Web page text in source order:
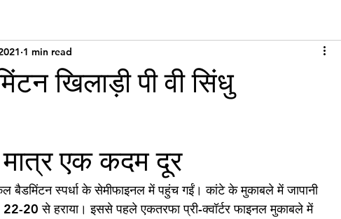
खिलाड़ी पी वी सिंधु
1 min read
एक कदम दूर
बैडमिंटन स्पर्धा के सेमीफाइनल में पहुंच गईं। कांटे के मुकाबले में जापानी
22-20 से हराया। इससे पहले एकतरफा प्री-क्वॉर्टर फाइनल मुकाबले में